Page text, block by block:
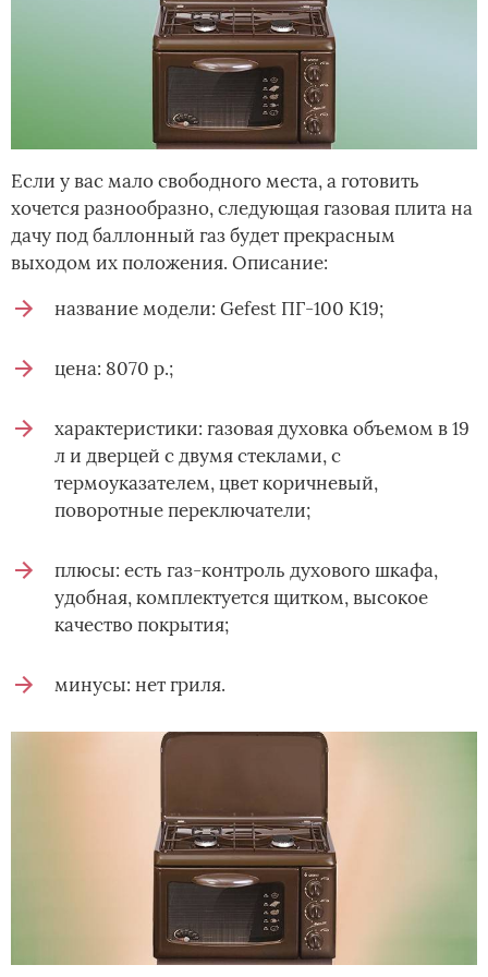
Если у вас мало свободного места, а готовить
хочется разнообразно, следующая газовая плита на
дачу под баллонный газ будет прекрасным
выходом их положения. Описание:
название модели: Gefest ПГ-100 К19;
цена: 8070 р.;
характеристики: газовая духовка объемом в 19
л и дверцей с двумя стеклами, с
термоуказателем, цвет коричневый,
поворотные переключатели;
плюсы: есть газ-контроль духового шкафа,
удобная, комплектуется щитком, высокое
качество покрытия;
минусы: нет гриля.